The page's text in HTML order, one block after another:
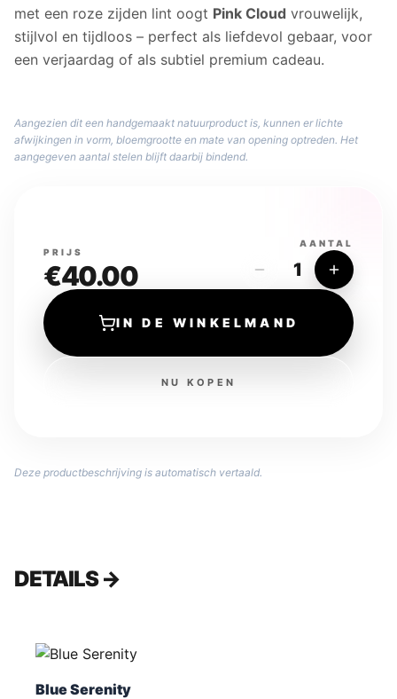
met een roze zijden lint oogt Pink Cloud vrouwelijk,
stijlvol en tijdloos – perfect als liefdevol gebaar, voor
een verjaardag of als subtiel premium cadeau.
Aangezien dit een handgemaakt natuurproduct is, kunnen er lichte
afwijkingen in vorm, bloemgrootte en mate van opening optreden. Het
aangegeven aantal stelen blijft daarbij bindend.
PRIJS
€40.00
AANTAL
1
IN DE WINKELMAND
NU KOPEN
Deze productbeschrijving is automatisch vertaald.
DETAILS →
Blue Serenity